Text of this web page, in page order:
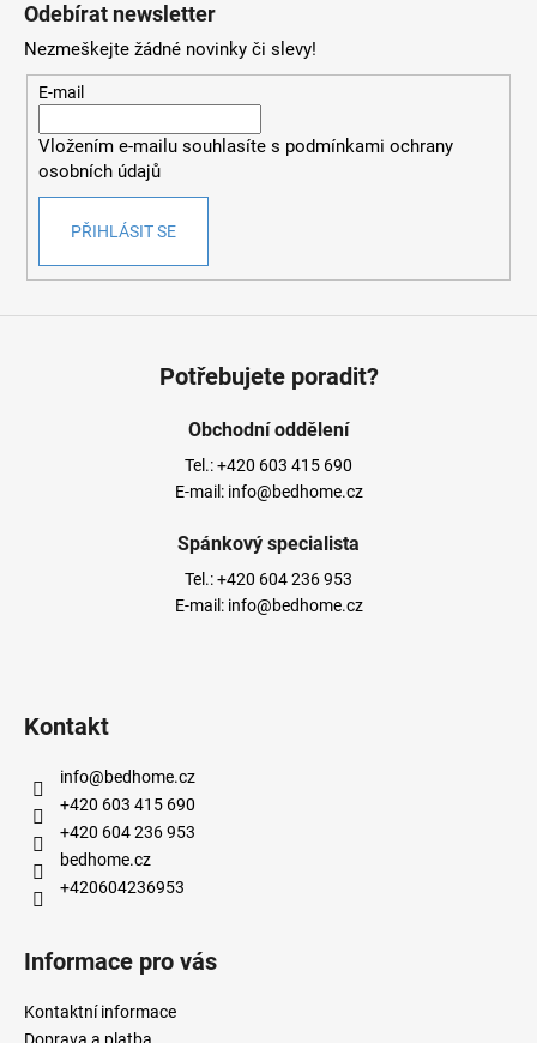
Odebírat newsletter
Nezmeškejte žádné novinky či slevy!
E-mail
Vložením e-mailu souhlasíte s podmínkami ochrany
osobních údajů
PŘIHLÁSIT SE
Potřebujete poradit?
Obchodní oddělení
Tel.:+420 603 415 690
E-mail: info@bedhome.cz
Spánkový specialista
Tel.:+420 604 236 953
E-mail: info@bedhome.cz
Kontakt
info@bedhome.cz
+420 603 415 690
+420 604 236 953
bedhome.cz
+420604236953
Informace pro vás
Kontaktní informace
Doprava a platba